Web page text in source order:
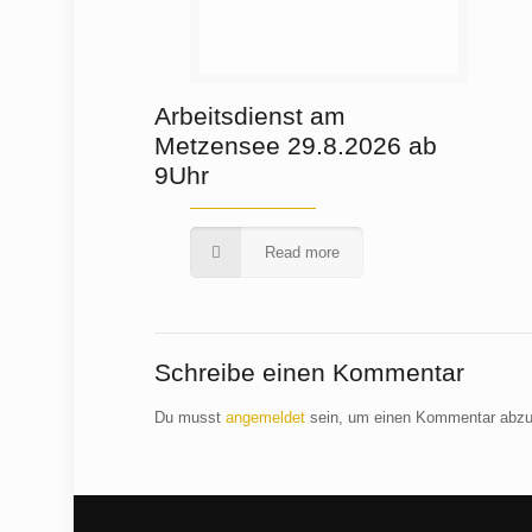
Arbeitsdienst am
Metzensee 29.8.2026 ab
9Uhr
Read more
Schreibe einen Kommentar
Du musstangemeldet sein, um einen Kommentar